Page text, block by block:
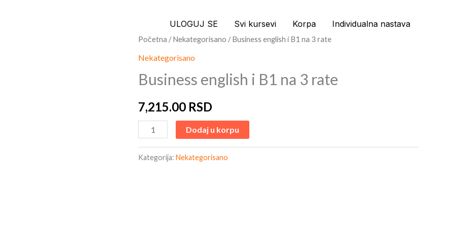
ULOGUJ SE Svi kursevi Korpa Individualna nastava
Početna /Nekategorisano / Business english i B1 na 3 rate
Nekategorisano
Business english i B1 na 3 rate
7,215.00 RSD
Business
english
B1
3
rate
Dodaj u korpu
Kategorija: Nekategorisano